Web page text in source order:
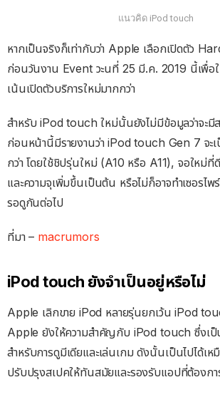
แนวคิด iPod touch
หากเป็นจริงก็เท่ากับว่า Apple เลือกเปิดตัว
ก่อนวันงาน Event วะนที่ 25 มี.ค. 2019 นี้เพื่อ
เน้นเปิดตัวบริการใหม่มากกว่า
สำหรับ iPod touch ใหม่นั้นยังไม่มีข้อมูลว่าจะมี
ก่อนหน้านี้มีรายงานว่า iPod touch Gen 7 จะ
กว่า โดยใช้ชิปรุ่นใหม่ (A10 หรือ A11), จอใหม่
และความจุเพิ่มขึ้นเป็นต้น หรือไม่ก็อาจทำเซอรไพ
รอดูกันต่อไป
ที่มา – macrumors
iPod touch ยังจำเป็นอยู่หรือไม่
Apple เลิกขาย iPod หลายรุ่นยกเว้น iPod
Apple ยังให้ความสำคัญกับ iPod touch ซึ่งเป็
สำหรับการดูมีเดียและเล่นเกม ดังนั้นเป็นไปได้เ
ปรับปรุงสเปคให้ทันสมัยและรองรับแอปที่ต้องก